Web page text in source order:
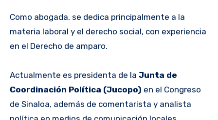
Como abogada, se dedica principalmente a la
materia laboral y el derecho social, con experiencia
en el Derecho de amparo.
Actualmente es presidenta de la Junta de
Coordinación Política (Jucopo) en el Congreso
de Sinaloa, además de comentarista y analista